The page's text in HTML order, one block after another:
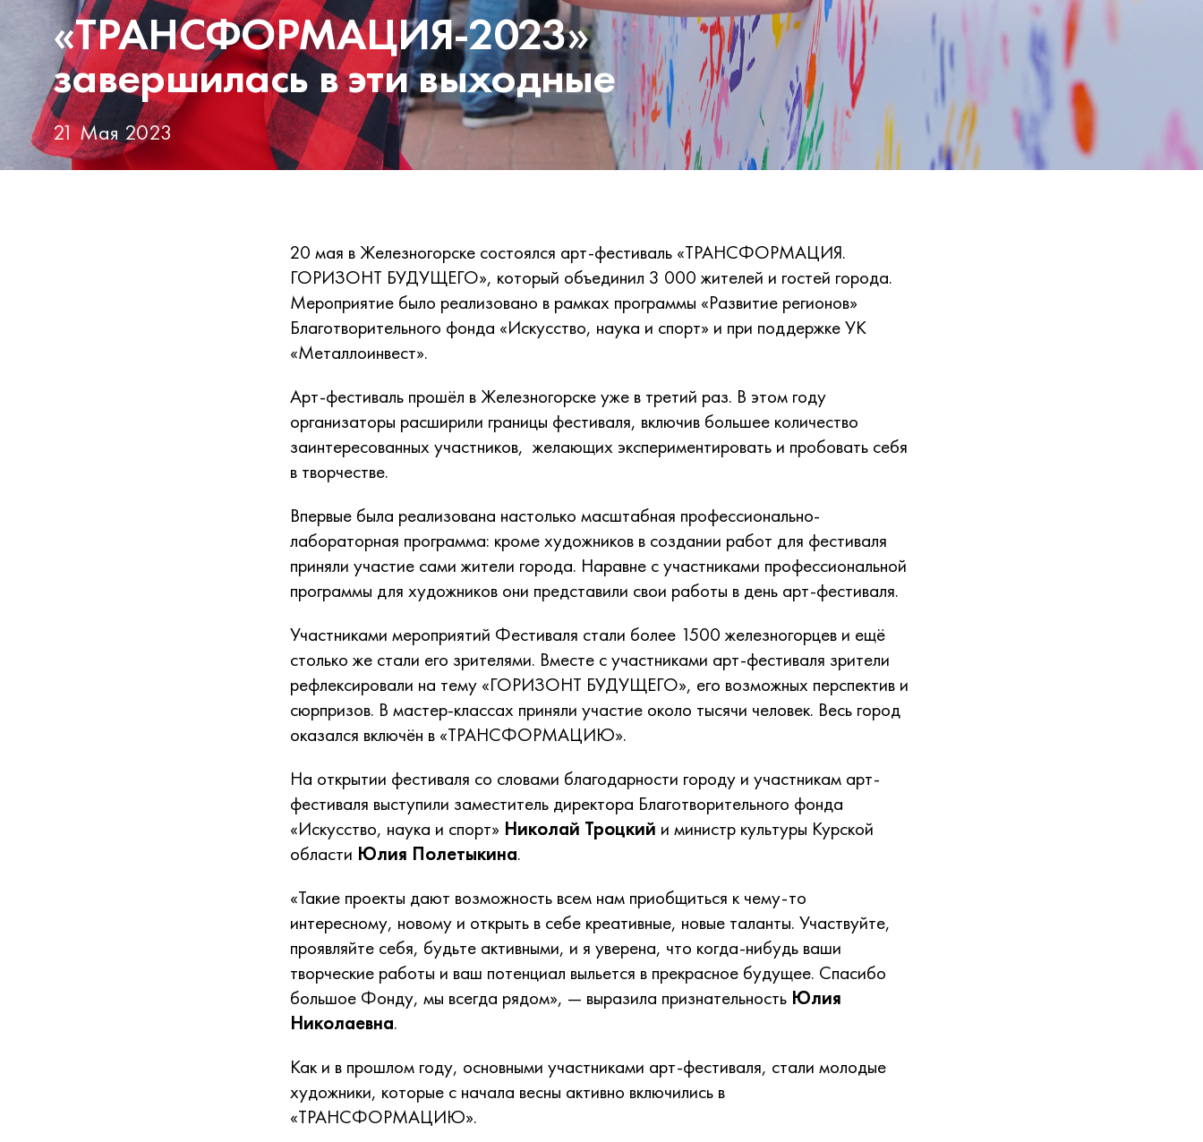
«ТРАНСФОРМАЦИЯ-2023»
завершилась в эти выходные
21 Мая 2023
20 мая в Железногорске состоялся арт-фестиваль «ТРАНСФОРМАЦИЯ.
ГОРИЗОНТ БУДУЩЕГО», который объединил 3 000 жителей и гостей города.
Мероприятие было реализовано в рамках программы «Развитие регионов»
Благотворительного фонда «Искусство, наука и спорт» и при поддержке УК
«Металлоинвест».
Арт-фестиваль прошёл в Железногорске уже в третий раз. В этом году
организаторы расширили границы фестиваля, включив большее количество
заинтересованных участников, желающих экспериментировать и пробовать себя
в творчестве.
Впервые была реализована настолько масштабная профессионально-
лабораторная программа: кроме художников в создании работ для фестиваля
приняли участие сами жители города. Наравне с участниками профессиональной
программы для художников они представили свои работы в день арт-фестиваля.
Участниками мероприятий Фестиваля стали более 1500 железногорцев и ещё
столько же стали его зрителями. Вместе с участниками арт-фестиваля зрители
рефлексировали на тему «ГОРИЗОНТ БУДУЩЕГО», его возможных перспектив и
сюрпризов. В мастер-классах приняли участие около тысячи человек. Весь город
оказался включён в «ТРАНСФОРМАЦИЮ».
На открытии фестиваля со словами благодарности городу и участникам арт-
фестиваля выступили заместитель директора Благотворительного фонда
«Искусство, наука и спорт» Николай Троцкий и министр культуры Курской
области Юлия Полетыкина.
«Такие проекты дают возможность всем нам приобщиться к чему-то
интересному, новому и открыть в себе креативные, новые таланты. Участвуйте,
проявляйте себя, будьте активными, и я уверена, что когда-нибудь ваши
творческие работы и ваш потенциал выльется в прекрасное будущее. Спасибо
большое Фонду, мы всегда рядом», — выразила признательность Юлия
Николаевна.
Как и в прошлом году, основными участниками арт-фестиваля, стали молодые
художники, которые с начала весны активно включились в
«ТРАНСФОРМАЦИЮ».